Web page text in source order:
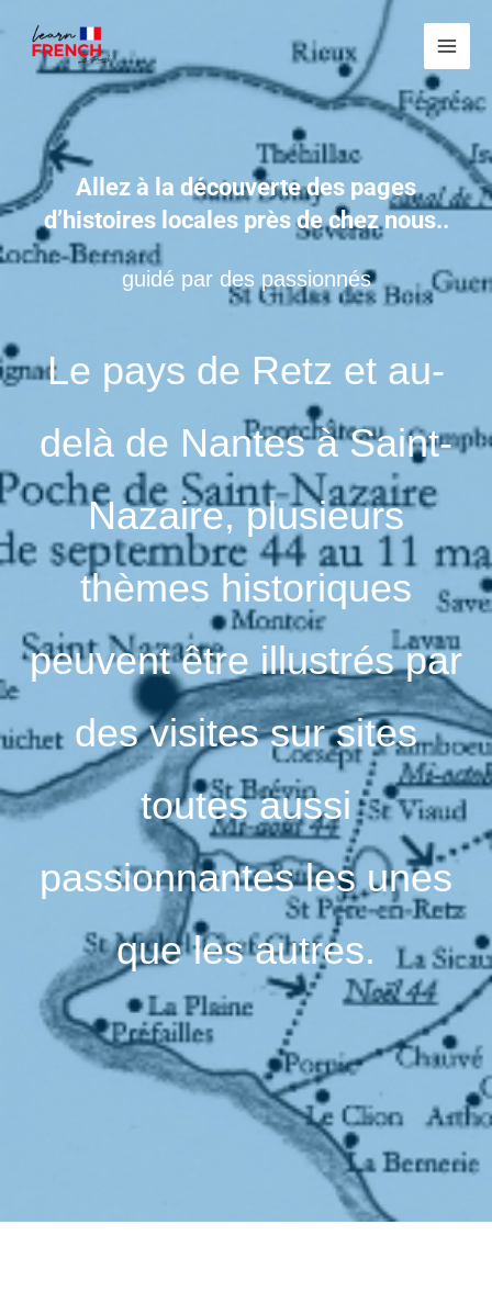
contenu
Main
Allez à la découverte des pages
d’histoires locales près de chez nous..
guidé par des passionnés
Le pays de Retz et au-
delà de Nantes à Saint-
Nazaire, plusieurs
thèmes historiques
peuvent être illustrés par
des visites sur sites
toutes aussi
passionnantes les unes
que les autres.